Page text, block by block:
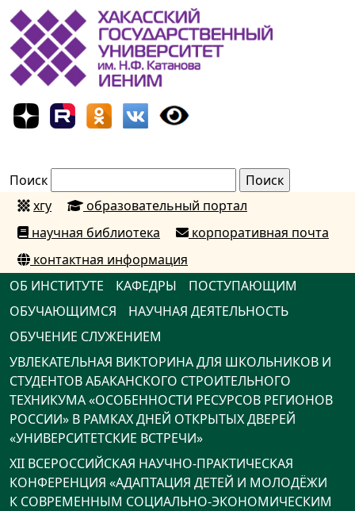
Поиск
хгу
образовательный портал
научная библиотека
корпоративная почта
контактная информация
ОБ ИНСТИТУТЕ
КАФЕДРЫ
ПОСТУПАЮЩИМ
ОБУЧАЮЩИМСЯ
НАУЧНАЯ ДЕЯТЕЛЬНОСТЬ
ОБУЧЕНИЕ СЛУЖЕНИЕМ
УВЛЕКАТЕЛЬНАЯ ВИКТОРИНА ДЛЯ ШКОЛЬНИКОВ И
СТУДЕНТОВ АБАКАНСКОГО СТРОИТЕЛЬНОГО
ТЕХНИКУМА «ОСОБЕННОСТИ РЕСУРСОВ РЕГИОНОВ
РОССИИ» В РАМКАХ ДНЕЙ ОТКРЫТЫХ ДВЕРЕЙ
«УНИВЕРСИТЕТСКИЕ ВСТРЕЧИ»
XII ВСЕРОССИЙСКАЯ НАУЧНО-ПРАКТИЧЕСКАЯ
КОНФЕРЕНЦИЯ «АДАПТАЦИЯ ДЕТЕЙ И МОЛОДЁЖИ
К СОВРЕМЕННЫМ СОЦИАЛЬНО-ЭКОНОМИЧЕСКИМ